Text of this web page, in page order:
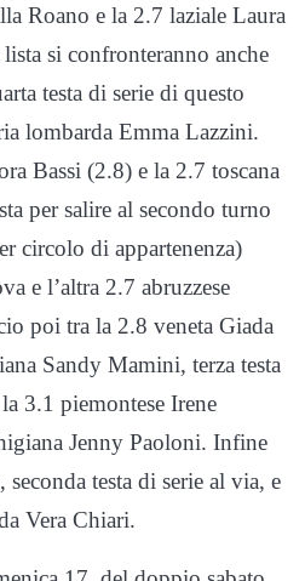
Roano e la 2.7 laziale Laura
si confronteranno anche
testa di serie di questo
lombarda Emma Lazzini.
Bassi (2.8) e la 2.7 toscana
per salire al secondo turno
circolo di appartenenza)
e l’altra 2.7 abruzzese
poi tra la 2.8 veneta Giada
Sandy Mamini, terza testa
3.1 piemontese Irene
Jenny Paoloni. Infine
testa di serie al via, e
Vera Chiari.